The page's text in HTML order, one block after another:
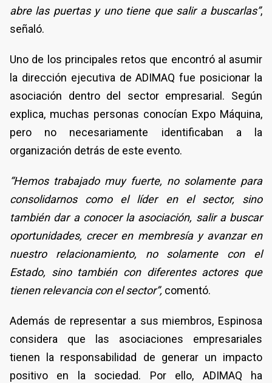
abre las puertas y uno tiene que salir a buscarlas”,
señaló.
Uno de los principales retos que encontró al asumir
la dirección ejecutiva de ADIMAQ fue posicionar la
asociación dentro del sector empresarial. Según
explica, muchas personas conocían Expo Máquina,
pero no necesariamente identificaban a la
organización detrás de este evento.
“Hemos trabajado muy fuerte, no solamente para
consolidarnos como el líder en el sector, sino
también dar a conocer la asociación, salir a buscar
oportunidades, crecer en membresía y avanzar en
nuestro relacionamiento, no solamente con el
Estado, sino también con diferentes actores que
tienen relevancia con el sector”, comentó.
Además de representar a sus miembros, Espinosa
considera que las asociaciones empresariales
tienen la responsabilidad de generar un impacto
positivo en la sociedad. Por ello, ADIMAQ ha